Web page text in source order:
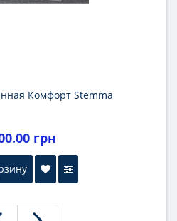
Комфорт Stemma
грн